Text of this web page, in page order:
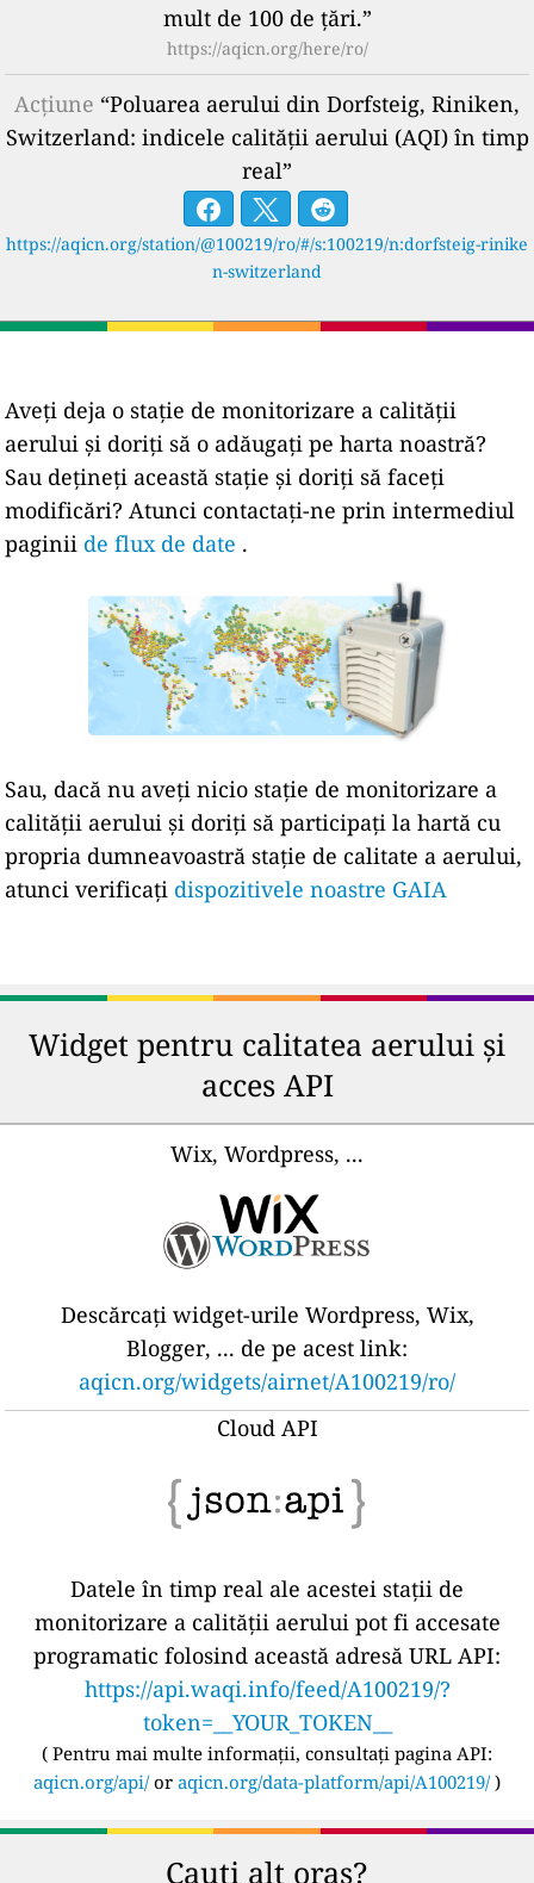
mult de 100 de țări.”
https://aqicn.org/here/ro/
Acțiune “Poluarea aerului din Dorfsteig, Riniken,
Switzerland: indicele calității aerului (AQI) în timp
real”
https://aqicn.org/station/@100219/ro/#/s:100219/n:dorfsteig-rinike
n-switzerland
Aveți deja o stație de monitorizare a calității
aerului și doriți să o adăugați pe harta noastră?
Sau dețineți această stație și doriți să faceți
modificări? Atunci contactați-ne prin intermediul
paginii de flux de date .
Sau, dacă nu aveți nicio stație de monitorizare a
calității aerului și doriți să participați la hartă cu
propria dumneavoastră stație de calitate a aerului,
atunci verificați dispozitivele noastre GAIA
Widget pentru calitatea aerului și
acces API
Wix, Wordpress, ...
Descărcați widget-urile Wordpress, Wix,
Blogger, ... de pe acest link:
aqicn.org/widgets/airnet/A100219/ro/
Cloud API
Datele în timp real ale acestei stații de
monitorizare a calității aerului pot fi accesate
programatic folosind această adresă URL API:
https://api.waqi.info/feed/A100219/?
token=__YOUR_TOKEN__
( Pentru mai multe informații, consultați pagina API:
aqicn.org/api/or aqicn.org/data-platform/api/A100219/)
Cauți alt oraș?